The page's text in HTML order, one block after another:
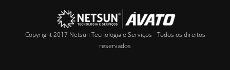
Copyright 2017 Netsun Tecnologia e Serviços - Todos os direitos
reservados